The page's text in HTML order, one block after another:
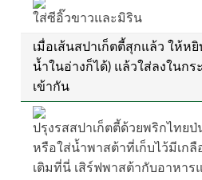
ใส่ซีอิ๊วขาวและมิริน
เมื่อเส้นสปาเก็ตตี้สุกแล้ว ให้ห
น้ำในอ่างก็ได้) แล้วใส่ลงในก
เข้ากัน
ปรุงรสสปาเก็ตตี้ด้วยพริกไทย
หรือใส่น้ำพาสต้าที่เก็บไว้มีเกลื
เติมที่นี่ เสิร์ฟพาสต้ากับอาหา